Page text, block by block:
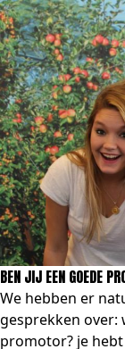
BEN JIJ EEN GOEDE
We hebben er
gesprekken over:
promotor? je